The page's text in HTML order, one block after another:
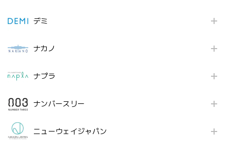
デミ
ナカノ
ナプラ
ナンバースリー
ニューウェイジャパン